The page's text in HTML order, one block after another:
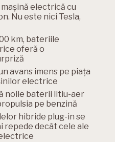
electrică cu
Nu este nici Tesla,
km, bateriile
oferă o
avans imens pe piața
electrice
noile baterii litiu-aer
pe benzină
hibride plug-in se
repede decât cele ale